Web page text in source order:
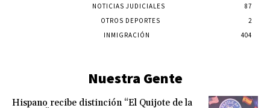
NOTICIAS JUDICIALES
87
OTROS DEPORTES
2
INMIGRACIÓN
404
Nuestra Gente
Hispano recibe distinción “El Quijote de la